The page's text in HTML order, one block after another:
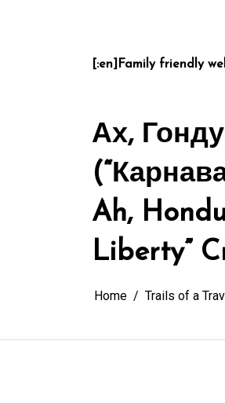
[:en]Family friendly
Ах,
Ah,
Liberty”
Home Trails of a